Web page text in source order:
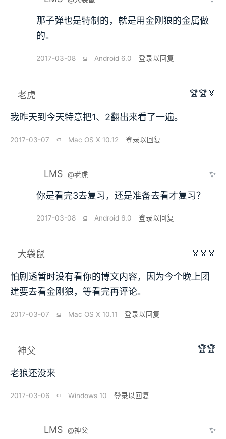
那子弹也是特制的，就是用金刚狼的金属做
的。
2017-03-08 ⫑ Android 6.0 登录以回复
老虎 🏆🏆🏅
我昨天到今天特意把1、2翻出来看了一遍。
2017-03-07 ⫑ Mac OS X 10.12 登录以回复
LMS @老虎 ✨
你是看完3去复习，还是准备去看才复习？
2017-03-08 ⫑ Android 6.0 登录以回复
大袋鼠 🏅🏅🏅
怕剧透暂时没有看你的博文内容，因为今个晚上团
建要去看金刚狼，等看完再评论。
2017-03-07 ⫑ Mac OS X 10.11 登录以回复
神父 🏆🏆
老狼还没来
2017-03-06 ⫑ Windows 10 登录以回复
LMS @神父 ✨